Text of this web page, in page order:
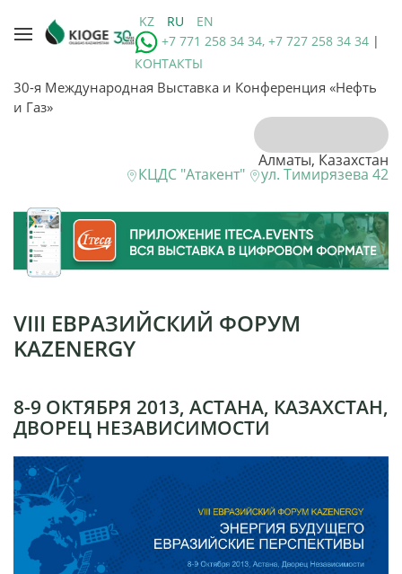
KZ RU
EN
+7 771 258 34 34, +7 727 258 34 34 |
КОНТАКТЫ
30-я Международная Выставка и Конференция «Нефть
и Газ»
Алматы, Казахстан
КЦДС "Атакент" ул. Тимирязева 42
VIII ЕВРАЗИЙСКИЙ ФОРУМ
KAZENERGY
8-9 ОКТЯБРЯ 2013, АСТАНА, КАЗАХСТАН,
ДВОРЕЦ НЕЗАВИСИМОСТИ